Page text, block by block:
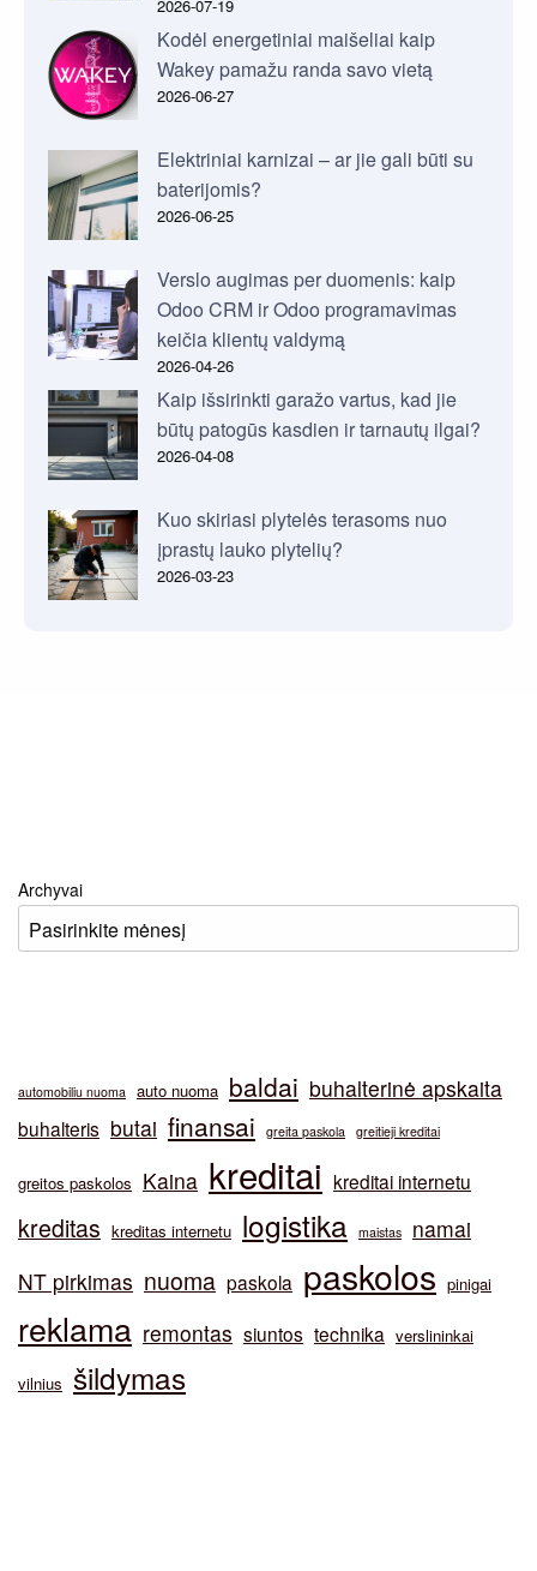
2026-07-19
Kodėl energetiniai maišeliai kaip
Wakey pamažu randa savo vietą
2026-06-27
Elektriniai karnizai – ar jie gali būti su
baterijomis?
2026-06-25
Verslo augimas per duomenis: kaip
Odoo CRM ir Odoo programavimas
keičia klientų valdymą
2026-04-26
Kaip išsirinkti garažo vartus, kad jie
būtų patogūs kasdien ir tarnautų ilgai?
2026-04-08
Kuo skiriasi plytelės terasoms nuo
įprastų lauko plytelių?
2026-03-23
Archyvai
automobiliu nuoma auto nuoma baldai buhalterinė apskaita
buhalteris butai finansai greita paskola greitieji kreditai
greitos paskolos Kaina kreditai kreditai internetu
kreditas kreditas internetu logistika maistas
namai
NT pirkimas nuoma paskola paskolos pinigai
reklama remontas siuntos technika verslininkai
vilnius šildymas